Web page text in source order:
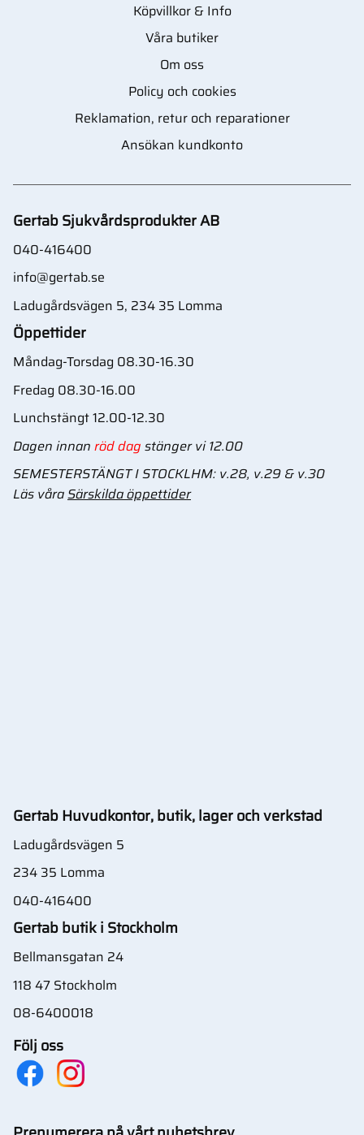
Köpvillkor & Info
Våra butiker
Om oss
Policy och cookies
Reklamation, retur och reparationer
Ansökan kundkonto
Gertab Sjukvårdsprodukter AB
040-416400
info@gertab.se
Ladugårdsvägen 5, 234 35 Lomma
Öppettider
Måndag-Torsdag 08.30-16.30
Fredag 08.30-16.00
Lunchstängt 12.00-12.30
Dagen innan röd dag stänger vi 12.00
SEMESTERSTÄNGT I STOCKLHM: v.28, v.29 & v.30
Läs våraSärskilda öppettider
Gertab Huvudkontor, butik, lager och verkstad
Ladugårdsvägen 5
234 35 Lomma
040-416400
Gertab butik i Stockholm
Bellmansgatan 24
118 47 Stockholm
08-6400018
Följ oss